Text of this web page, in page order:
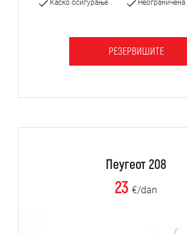
Каско осигурање
РЕЗЕРВИШИТЕ
Пеугеот 208
23 €/dan